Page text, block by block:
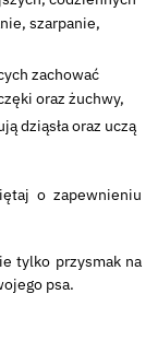
szarpanie,
zachować
oraz żuchwy,
dziąsła oraz uczą
o zapewnieniu
tylko przysmak na
psa.